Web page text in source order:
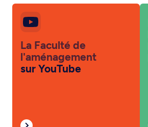
La Faculté de
l'aménagement
sur YouTube